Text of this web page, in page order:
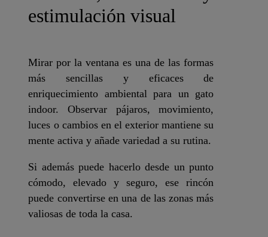
estimulación visual
Mirar por la ventana es una de las formas
más sencillas y eficaces de
enriquecimiento ambiental para un gato
indoor. Observar pájaros, movimiento,
luces o cambios en el exterior mantiene su
mente activa y añade variedad a su rutina.
Si además puede hacerlo desde un punto
cómodo, elevado y seguro, ese rincón
puede convertirse en una de las zonas más
valiosas de toda la casa.